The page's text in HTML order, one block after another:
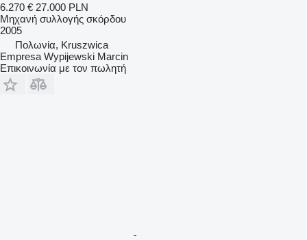
6.270 € 27.000 PLN
Μηχανή συλλογής σκόρδου
2005
Πολωνία, Kruszwica
Empresa Wypijewski Marcin
Επικοινωνία με τον πωλητή